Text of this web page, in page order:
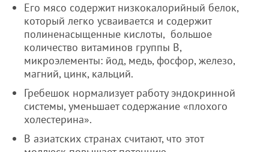
Его мясо содержит низкокалорийный белок,
который легко усваивается и содержит
полиненасыщенные кислоты, большое
количество витаминов группы В,
микроэлементы: йод, медь, фосфор, железо,
магний, цинк, кальций.
Гребешок нормализует работу эндокринной
системы, уменьшает содержание «плохого
холестерина».
В азиатских странах считают, что этот